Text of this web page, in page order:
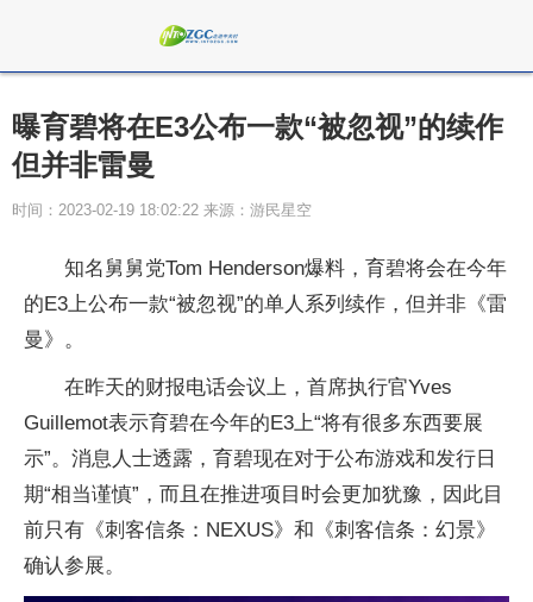
曝育碧将在E3公布一款“被忽视”的续作
但并非雷曼
时间：2023-02-19 18:02:22 来源：游民星空
知名舅舅党Tom Henderson爆料，育碧将会在今年
的E3上公布一款“被忽视”的单人系列续作，但并非《雷
曼》。
在昨天的财报电话会议上，首席执行官Yves
Guillemot表示育碧在今年的E3上“将有很多东西要展
示”。消息人士透露，育碧现在对于公布游戏和发行日
期“相当谨慎”，而且在推进项目时会更加犹豫，因此目
前只有《刺客信条：NEXUS》和《刺客信条：幻景》
确认参展。